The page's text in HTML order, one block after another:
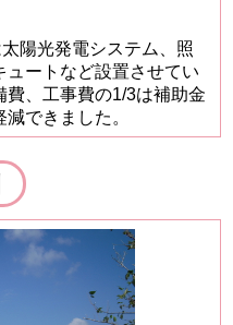
陽光発電システム、照
ュートなど設置させてい
、工事費の1/3は補助金
できました。